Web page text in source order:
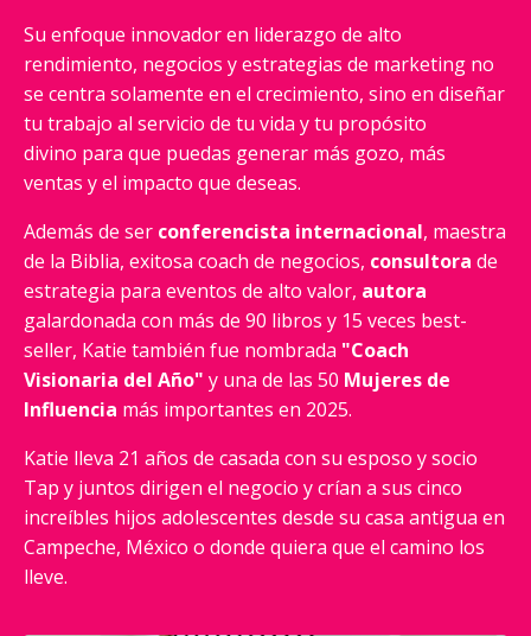
Su enfoque innovador en liderazgo de alto
rendimiento, negocios y estrategias de marketing no
se centra solamente en el crecimiento, sino en diseñar
tu trabajo al servicio de tu vida y tu propósito
divino para que puedas generar más gozo, más
ventas y el impacto que deseas.
Además de ser conferencista internacional, maestra
de la Biblia, exitosa coach de negocios, consultora de
estrategia para eventos de alto valor, autora
galardonada con más de 90 libros y 15 veces best-
seller, Katie también fue nombrada "Coach
Visionaria del Año" y una de las 50 Mujeres de
Influencia más importantes en 2025.
Katie lleva 21 años de casada con su esposo y socio
Tap y juntos dirigen el negocio y crían a sus cinco
increíbles hijos adolescentes desde su casa antigua en
Campeche, México o donde quiera que el camino los
lleve.